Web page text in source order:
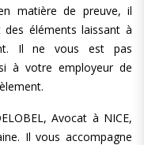
matière de preuve, il
éléments laissant à
Il ne vous est pas
à votre employeur de
Avocat à NICE,
Il vous accompagne